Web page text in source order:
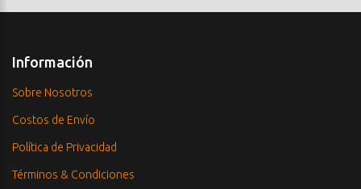
Información
Sobre Nosotros
Costos de Envío
Política de Privacidad
Términos & Condiciones